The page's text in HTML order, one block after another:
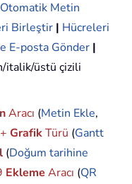
Otomatik Metin
Birleştir | Hücreleri
E-posta Gönder |
italik/üstü çizili
Aracı (Metin Ekle,
GrafikTürü (Gantt
(Doğum tarihine
Ekleme Aracı (QR